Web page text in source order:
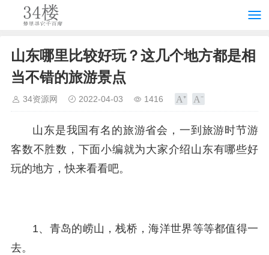
山东哪里比较好玩？这几个地方都是相
当不错的旅游景点
34资源网 2022-04-03 1416
山东是我国有名的旅游省会，一到旅游时节游
客数不胜数，下面小编就为大家介绍山东有哪些好
玩的地方，快来看看吧。
1、青岛的崂山，栈桥，海洋世界等等都值得一
去。